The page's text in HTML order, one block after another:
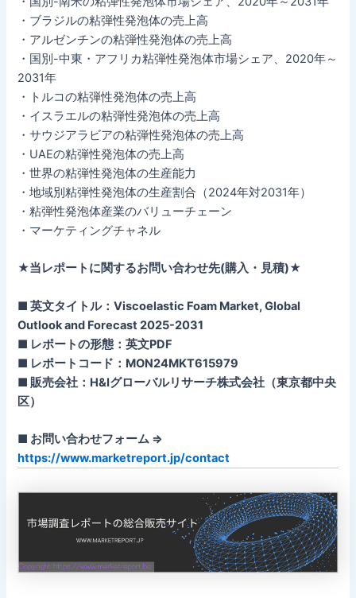
・ブラジルの粘弾性発泡体の売上高
・アルゼンチンの粘弾性発泡体の売上高
・国別-中東・アフリカ粘弾性発泡体市場シェア、2020年～
2031年
・トルコの粘弾性発泡体の売上高
・イスラエルの粘弾性発泡体の売上高
・サウジアラビアの粘弾性発泡体の売上高
・UAEの粘弾性発泡体の売上高
・世界の粘弾性発泡体の生産能力
・地域別粘弾性発泡体の生産割合（2024年対2031年）
・粘弾性発泡体産業のバリューチェーン
・マーケティングチャネル
★当レポートに関するお問い合わせ先(購入・見積)★
■ 英文タイトル：Viscoelastic Foam Market, Global
Outlook and Forecast 2025-2031
■ レポートの形態：英文PDF
■ レポートコード：MON24MKT615979
■ 販売会社：H&Iグローバルリサーチ株式会社（東京都中央
区）
■ お問い合わせフォーム ⇒
https://www.marketreport.jp/contact